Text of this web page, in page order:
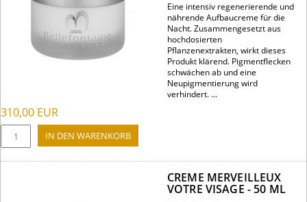
Eine intensiv regenerierende und
nährende Aufbaucreme für die
Nacht. Zusammengesetzt aus
hochdosierten
Pflanzenextrakten, wirkt dieses
Produkt klärend. Pigmentflecken
schwächen ab und eine
Neupigmentierung wird
verhindert. ...
310,00 EUR
CREME MERVEILLEUX
VOTRE VISAGE - 50 ML